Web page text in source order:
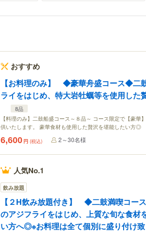
おすすめ
【お料理のみ】 ◆豪華舟盛コース◆二
ライをはじめ、特大岩牡蠣等を使用した
8品
【料理のみ】二鼓船盛コース～８品～ コース限定で【豪華
供いたします。 豪華食材も使用した贅沢を堪能したい方◎
6,600 円 (税込) 2～30名様
人気No.1
飲み放題
【２H飲み放題付き】 ◆二鼓満喫コー
のアジフライをはじめ、上質な旬な食材
い方へ◎※お料理は全て個別に盛り付け致